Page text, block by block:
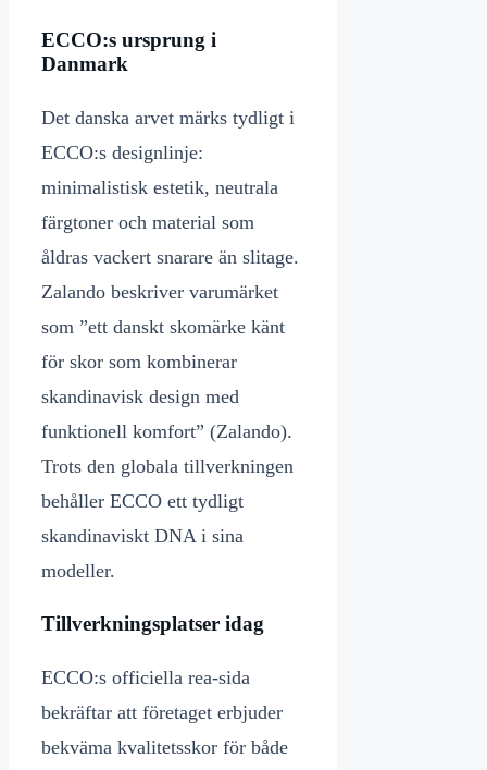
ECCO:s ursprung i
Danmark
Det danska arvet märks tydligt i
ECCO:s designlinje:
minimalistisk estetik, neutrala
färgtoner och material som
åldras vackert snarare än slitage.
Zalando beskriver varumärket
som ”ett danskt skomärke känt
för skor som kombinerar
skandinavisk design med
funktionell komfort” (Zalando).
Trots den globala tillverkningen
behåller ECCO ett tydligt
skandinaviskt DNA i sina
modeller.
Tillverkningsplatser idag
ECCO:s officiella rea-sida
bekräftar att företaget erbjuder
bekväma kvalitetsskor för både